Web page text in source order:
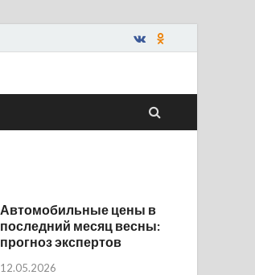
Автомобильные цены в
последний месяц весны:
прогноз экспертов
12.05.2026